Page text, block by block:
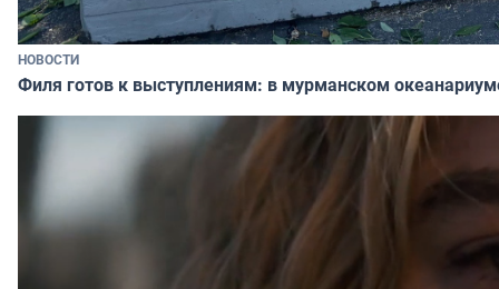
НОВОСТИ
Филя готов к выступлениям: в мурманском